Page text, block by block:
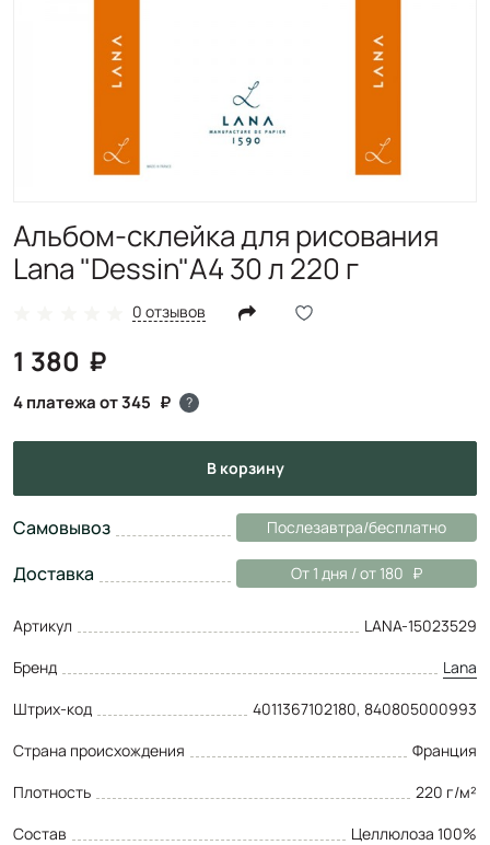
Альбом-склейка для рисования
Lana "Dessin"А4 30 л 220 г
0 отзывов
1 380
4 платежа от 345 ?
в корзину
Самовывоз Послезавтра/бесплатно
Доставка От 1 дня / от 180
Артикул
LANA-15023529
Бренд
Lana
Штрих-код
4011367102180, 840805000993
Страна происхождения
Франция
Плотность
220 г/м²
Состав
Целлюлоза 100%